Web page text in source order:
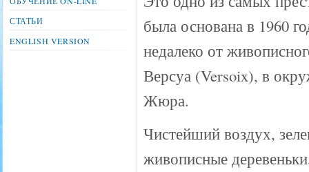
была основана в 1960
недалеко от
Версуа (Versoix), в
Жюра.
Чистейший воздух,
живописные
СТАТЬИ
ENGLISH VERSION